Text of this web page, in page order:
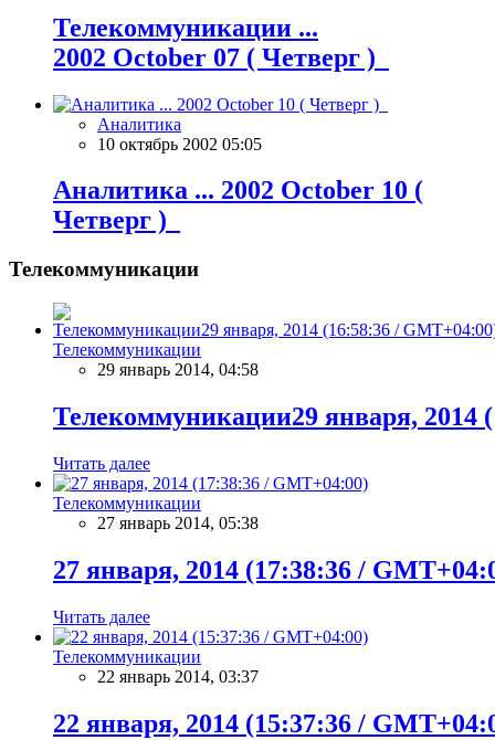
Телекоммуникации ...
2002 October 07 ( Четверг )
Аналитика
10 октябрь 2002 05:05
Аналитика ... 2002 October 10 (
Четверг )
Телекоммуникации
Телекоммуникации
29 январь 2014, 04:58
Телекоммуникации29 января, 2014
Читать далее
Телекоммуникации
27 январь 2014, 05:38
27 января, 2014 (17:38:36 /
Читать далее
Телекоммуникации
22 январь 2014, 03:37
22 января, 2014 (15:37:36 /